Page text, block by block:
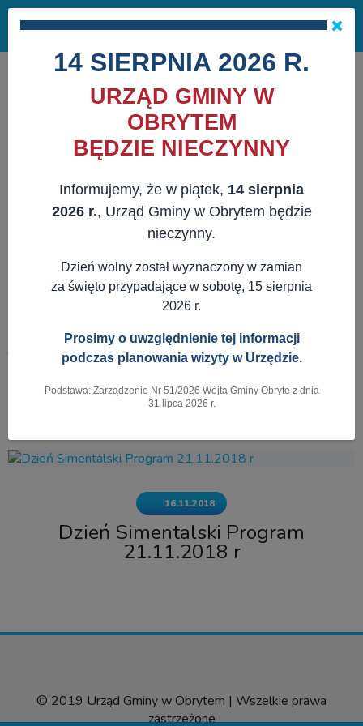
Masz pytania? 29 741 10 04
NAPISZ DO NAS
WWW.OBRYTE.PL AKTUALNOŚCI OŚWIATOWE
Pokaż menu
16.11.2018
Dzień Simentalski Program
21.11.2018 r
© 2019 Urząd Gminy w Obrytem | Wszelkie prawa
zastrzeżone
×
14 SIERPNIA 2026 R.
URZĄD GMINY W
OBRYTEM
BĘDZIE NIECZYNNY
Informujemy, że w piątek, 14 sierpnia
2026 r., Urząd Gminy w Obrytem będzie
nieczynny.
Dzień wolny został wyznaczony w zamian
za święto przypadające w sobotę, 15 sierpnia
2026 r.
Prosimy o uwzględnienie tej informacji
podczas planowania wizyty w Urzędzie.
Podstawa: Zarządzenie Nr 51/2026 Wójta Gminy Obryte z dnia
31 lipca 2026 r.